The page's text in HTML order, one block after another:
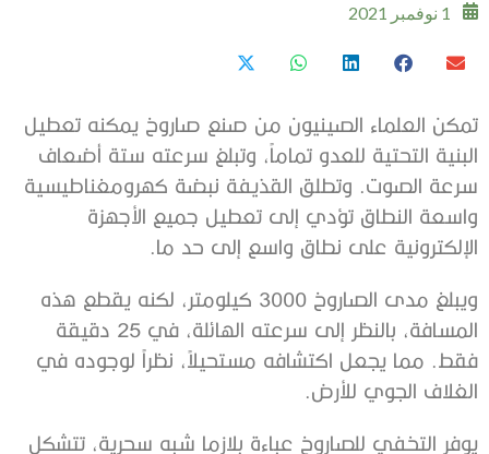
1 نوفمبر 2021
تمكن العلماء الصينيون من صنع صاروخ يمكنه تعطيل
البنية التحتية للعدو تماماً، وتبلغ سرعته ستة أضعاف
سرعة الصوت. وتطلق القذيفة نبضة كهرومغناطيسية
واسعة النطاق تؤدي إلى تعطيل جميع الأجهزة
الإلكترونية على نطاق واسع إلى حد ما.
ويبلغ مدى الصاروخ 3000 كيلومتر، لكنه يقطع هذه
المسافة، بالنظر إلى سرعته الهائلة، في 25 دقيقة
فقط. مما يجعل اكتشافه مستحيلاً، نظراً لوجوده في
الغلاف الجوي للأرض.
يوفر التخفي للصاروخ عباءة بلازما شبه سحرية، تتشكل